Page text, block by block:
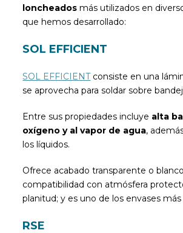
loncheados más utilizados en
que hemos desarrollado:
SOL EFFICIENT
SOL EFFICIENTconsiste en una
se aprovecha para soldar sobre
Entre sus propiedades incluye alta
oxígeno y al vapor de agua,
los líquidos.
Ofrece acabado transparente o
compatibilidad con atmósfera
planitud; y es uno de los envases
RSE